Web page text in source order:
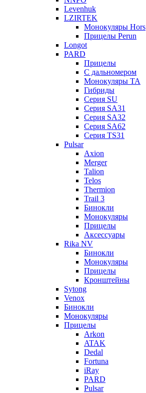
Levenhuk
LZIRTEK
Монокуляры Hors
Прицелы Perun
Longot
PARD
Прицелы
С дальномером
Монокуляры TA
Гибриды
Серия SU
Серия SA31
Серия SA32
Серия SA62
Серия TS31
Pulsar
Axion
Merger
Talion
Telos
Thermion
Trail 3
Бинокли
Монокуляры
Прицелы
Аксессуары
Rika NV
Бинокли
Монокуляры
Прицелы
Кронштейны
Sytong
Venox
Бинокли
Монокуляры
Прицелы
Arkon
ATAK
Dedal
Fortuna
iRay
PARD
Pulsar